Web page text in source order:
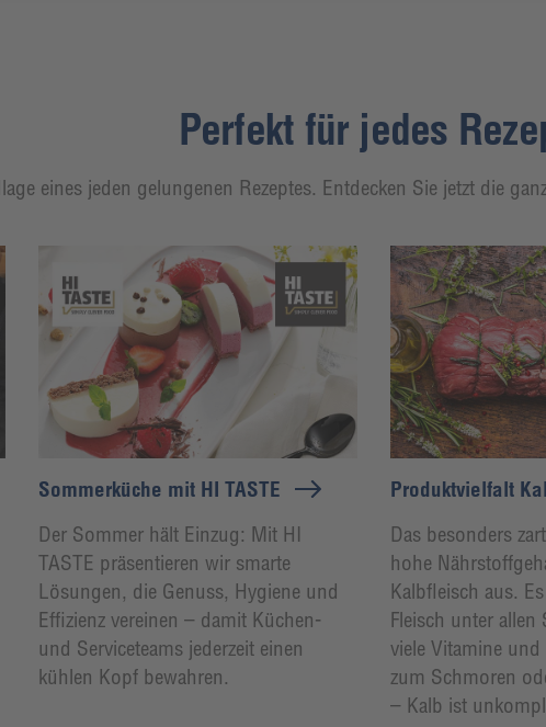
Perfekt für jedes
eines jeden gelungenen Rezeptes. Entdecken Sie jetzt die
Sommerküche mit HI TASTE
Der Sommer hält Einzug: Mit HI
TASTE präsentieren wir smarte
Lösungen, die Genuss, Hygiene und
Effizienz vereinen – damit Küchen-
und Serviceteams jederzeit einen
kühlen Kopf bewahren.
Produktvielfalt
Das besonders
hohe
Kalbfleisch aus.
Fleisch unter
viele Vitamine
zum Schmoren
– Kalb ist